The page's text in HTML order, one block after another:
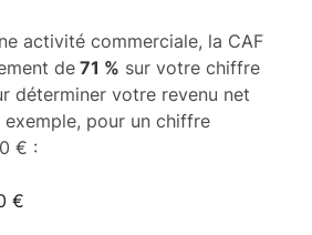
activité commerciale, la CAF
de71 % sur votre chiffre
déterminer votre revenu net
exemple, pour un chiffre
€ :
€